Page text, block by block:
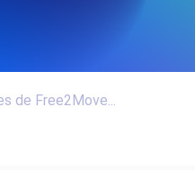
de Free2Move...